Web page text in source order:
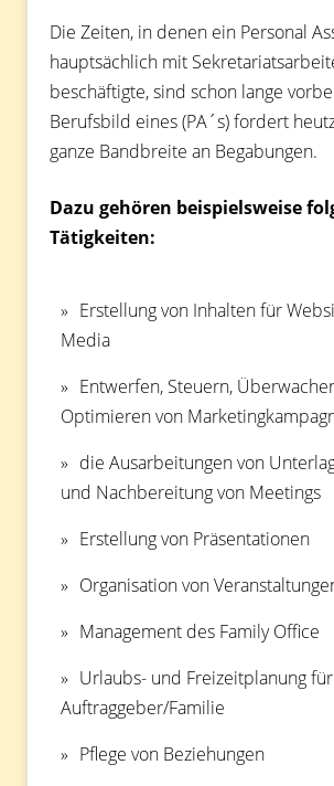
Die Zeiten, in denen ein Personal
hauptsächlich mit
beschäftigte, sind schon lange
Berufsbild eines (PA´s) fordert
ganze Bandbreite an Begabungen.
Dazu gehören beispielsweise
Tätigkeiten:
Erstellung von Inhalten für
Media
Entwerfen, Steuern,
Optimieren von
die Ausarbeitungen von
und Nachbereitung von Meetings
Erstellung von Präsentationen
Organisation von
Management des Family Office
Urlaubs- und Freizeitplanung
Auftraggeber/Familie
Pflege von Beziehungen